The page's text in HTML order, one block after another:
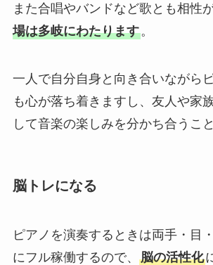
また合唱やバンドなど歌とも相性が
場は多岐にわたります。
一人で自分自身と向き合いながら
も心が落ち着きますし、友人や家
して音楽の楽しみを分かち合うこ
脳トレになる
ピアノを演奏するときは両手・目
にフル稼働するので、 脳の活性化